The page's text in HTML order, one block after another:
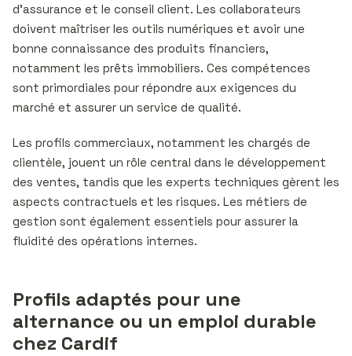
d’assurance et le conseil client. Les collaborateurs
doivent maîtriser les outils numériques et avoir une
bonne connaissance des produits financiers,
notamment les prêts immobiliers. Ces compétences
sont primordiales pour répondre aux exigences du
marché et assurer un service de qualité.
Les profils commerciaux, notamment les chargés de
clientèle, jouent un rôle central dans le développement
des ventes, tandis que les experts techniques gèrent les
aspects contractuels et les risques. Les métiers de
gestion sont également essentiels pour assurer la
fluidité des opérations internes.
Profils adaptés pour une
alternance ou un emploi durable
chez Cardif